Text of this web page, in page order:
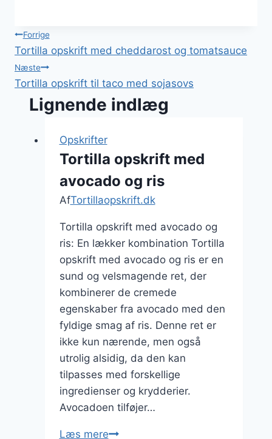
Indlægsnavigation
Forrige
Tortilla opskrift med cheddarost og tomatsauce
Næste
Tortilla opskrift til taco med sojasovs
Lignende indlæg
Opskrifter
Tortilla opskrift med
avocado og ris
AfTortillaopskrift.dk
Tortilla opskrift med avocado og
ris: En lækker kombination Tortilla
opskrift med avocado og ris er en
sund og velsmagende ret, der
kombinerer de cremede
egenskaber fra avocado med den
fyldige smag af ris. Denne ret er
ikke kun nærende, men også
utrolig alsidig, da den kan
tilpasses med forskellige
ingredienser og krydderier.
Avocadoen tilføjer…
Læs mereTortilla